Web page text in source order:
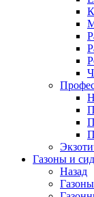
Газоны и
Назад